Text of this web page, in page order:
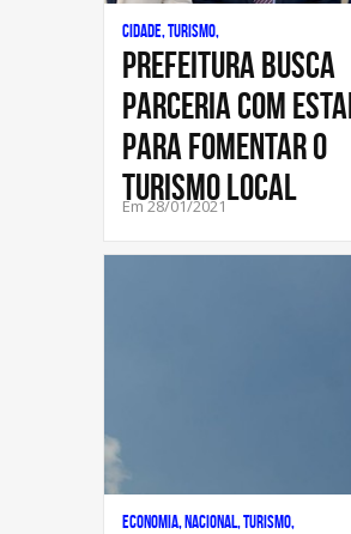
Cidade, Turismo,
Prefeitura busca
parceria com
para fomentar o
turismo local
Em 28/01/2021
Economia, Nacional, Turismo,